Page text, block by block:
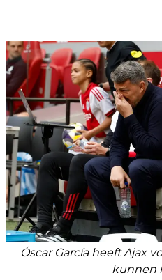
Óscar García heeft Ajax
kunnen